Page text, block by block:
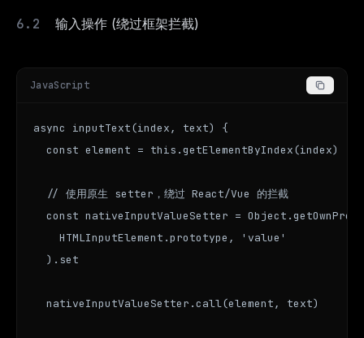
输入操作 (绕过框架拦截)
JavaScript
async inputText(index, text) {
  const element = this.getElementByIndex(index)
  // 使用原生 setter，绕过 React/Vue 的拦截
const nativeInputValueSetter =
    HTMLInputElement.prototype, 'value'
  ).set
  nativeInputValueSetter.call(element, text)